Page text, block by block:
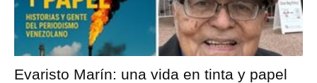
Evaristo Marín: una vida en tinta y papel